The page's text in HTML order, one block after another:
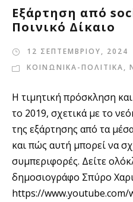
Εξάρτηση από
Ποινικό Δίκαιο
12 ΣΕΠΤΕΜΒΡΙΟΥ, 2024
ΚΟΙΝΩΝΙΚΑ-ΠΟΛΙΤΙΚΑ,
Η τιμητική πρόσκληση
το 2019, σχετικά με το
της εξάρτησης από τα
και πώς αυτή μπορεί να
συμπεριφορές. Δείτε
δημοσιογράφο Σπύρο
https://www.youtube.com/